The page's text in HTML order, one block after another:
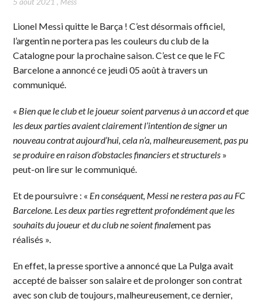
Lionel Messi quitte le Barça ! C’est désormais officiel,
l’argentin ne portera pas les couleurs du club de la
Catalogne pour la prochaine saison. C’est ce que le FC
Barcelone a annoncé ce jeudi 05 août à travers un
communiqué.
« Bien que le club et le joueur soient parvenus à un accord et que
les deux parties avaient clairement l’intention de signer un
nouveau contrat aujourd’hui, cela n’a, malheureusement, pas pu
se produire en raison d’obstacles financiers et structurels »
peut-on lire sur le communiqué.
Et de poursuivre : « En conséquent, Messi ne restera pas au FC
Barcelone. Les deux parties regrettent profondément que les
souhaits du joueur et du club ne soient finalement pas
réalisés ».
En effet, la presse sportive a annoncé que La Pulga avait
accepté de baisser son salaire et de prolonger son contrat
avec son club de toujours, malheureusement, ce dernier,